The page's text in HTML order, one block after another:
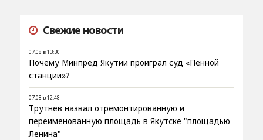
Свежие новости
07.08 в 13:30
Почему Минпред Якутии проиграл суд «Пенной
станции»?
07.08 в 12:48
Трутнев назвал отремонтированную и
переименованную площадь в Якутске "площадью
Ленина"